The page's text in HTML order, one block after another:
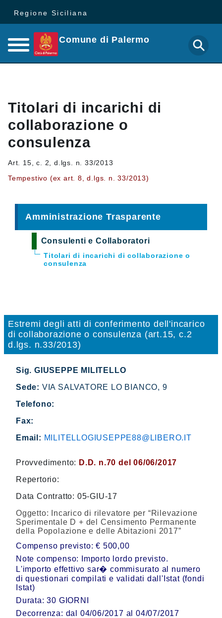
Regione Siciliana
Comune di Palermo
Titolari di incarichi di
collaborazione o
consulenza
Art. 15, c. 2, d.lgs. n. 33/2013
Tempestivo (ex art. 8, d.lgs. n. 33/2013)
Amministrazione Trasparente
Consulenti e Collaboratori
Titolari di incarichi di collaborazione o
consulenza
Estremi degli atti di conferimento dell'incarico
di collaborazione o consulenza (art.15, c.2
d.lgs. n.33/2013)
Sig. GIUSEPPE MILITELLO
Sede: VIA SALVATORE LO BIANCO, 9
Telefono:
Fax:
Email: MILITELLOGIUSEPPE88@LIBERO.IT
Provvedimento: D.D. n.70 del 06/06/2017
Repertorio:
Data Contratto: 05-GIU-17
Oggetto:
Incarico di rilevatore per “Rilevazione
Sperimentale D + del Censimento Permanente
della Popolazione e delle Abitazioni 2017”
Compenso previsto: € 500,00
Note compenso: Importo lordo previsto.
L'importo effettivo sar� commisurato al numero
di questionari compilati e validati dall'Istat (fondi
Istat)
Durata: 30 GIORNI
Decorrenza: dal 04/06/2017 al 04/07/2017